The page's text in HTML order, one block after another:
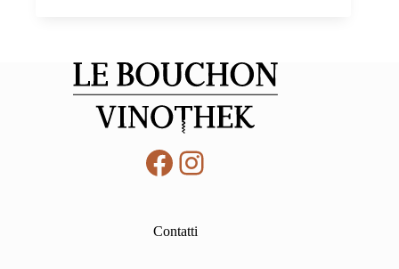
Facebook
Instagram
Contatti